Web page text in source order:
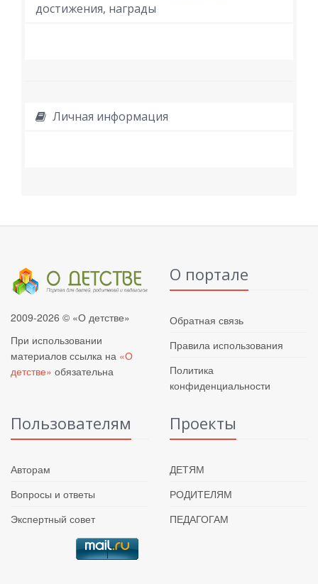
достижения, награды
Личная информация
2009-2026 © «О детстве»
При использовании
материалов ссылка на «О
детстве» обязательна
О портале
Обратная связь
Правила использования
Политика
конфиденциальности
Пользователям
Авторам
Вопросы и ответы
Экспертный совет
Проекты
ДЕТЯМ
РОДИТЕЛЯМ
ПЕДАГОГАМ